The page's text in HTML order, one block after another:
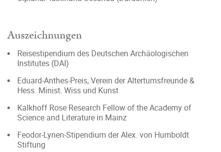
Auszeichnungen
Reisestipendium des Deutschen Archäologischen
Institutes (DAI)
Eduard-Anthes-Preis, Verein der Altertumsfreunde &
Hess. Minist. Wiss und Kunst
Kalkhoff Rose Research Fellow of the Academy of
Science and Literature in Mainz
Feodor-Lynen-Stipendium der Alex. von Humboldt
Stiftung